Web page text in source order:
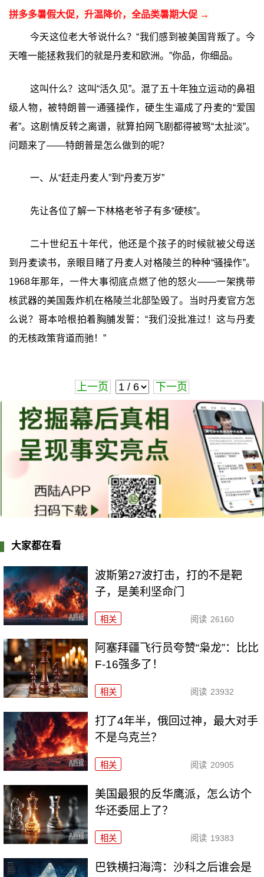
拼多多暑假大促，升温降价，全品类暑期大促 →
今天这位老大爷说什么？“我们感到被美国背叛了。今
天唯一能拯救我们的就是丹麦和欧洲。”你品，你细品。
这叫什么？这叫“活久见”。混了五十年独立运动的鼻祖
级人物，被特朗普一通骚操作，硬生生逼成了丹麦的“爱国
者”。这剧情反转之离谱，就算拍网飞剧都得被骂“太扯淡”。
问题来了——特朗普是怎么做到的呢？
一、从“赶走丹麦人”到“丹麦万岁”
先让各位了解一下林格老爷子有多“硬核”。
二十世纪五十年代，他还是个孩子的时候就被父母送
到丹麦读书，亲眼目睹了丹麦人对格陵兰的种种“骚操作”。
1968年那年，一件大事彻底点燃了他的怒火——一架携带
核武器的美国轰炸机在格陵兰北部坠毁了。当时丹麦官方怎
么说？哥本哈根拍着胸脯发誓：“我们没批准过！这与丹麦
的无核政策背道而驰！”
上一页 下一页
大家都在看
波斯第27波打击，打的不是靶
子，是美利坚命门
相关 阅读 26160
阿塞拜疆飞行员夸赞“枭龙”：比比
F-16强多了！
相关 阅读 23932
打了4年半，俄回过神，最大对手
不是乌克兰？
相关 阅读 20905
美国最狠的反华鹰派，怎么访个
华还委屈上了？
相关 阅读 19383
巴铁横扫海湾：沙科之后谁会是